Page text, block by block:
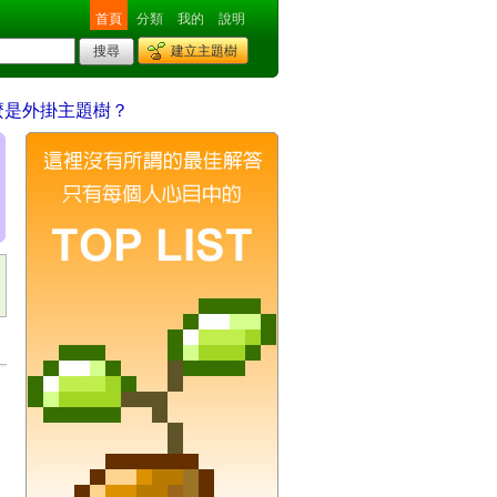
首頁 分類 我的 說明
建立主題樹
外掛主題樹？